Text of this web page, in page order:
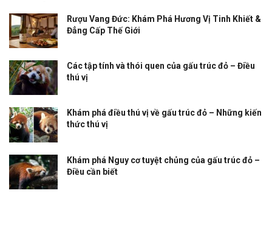
Rượu Vang Đức: Khám Phá Hương Vị Tinh Khiết &
Đẳng Cấp Thế Giới
Các tập tính và thói quen của gấu trúc đỏ – Điều
thú vị
Khám phá điều thú vị về gấu trúc đỏ – Những kiến
thức thú vị
Khám phá Nguy cơ tuyệt chủng của gấu trúc đỏ –
Điều cần biết